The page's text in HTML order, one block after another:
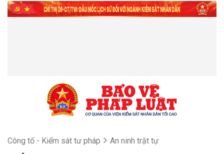
Công tố - Kiểm sát tư pháp An ninh trật tự